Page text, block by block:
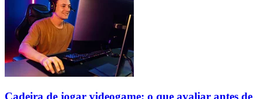
Cadeira de jogar videogame: o que avaliar antes de